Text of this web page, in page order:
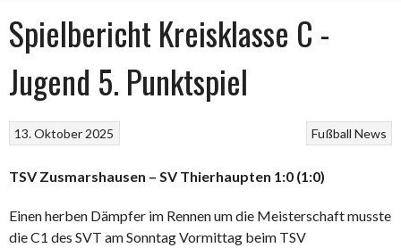
Spielbericht Kreisklasse C -
Jugend 5. Punktspiel
Fußball News
13. Oktober 2025
TSV Zusmarshausen – SV Thierhaupten 1:0 (1:0)
Einen herben Dämpfer im Rennen um die Meisterschaft musste
die C1 des SVT am SonntagVormittag beim TSV